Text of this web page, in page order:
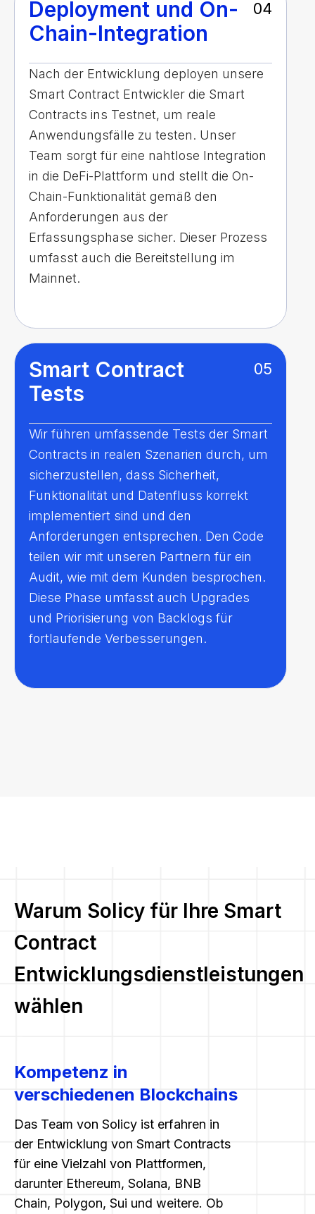
Deployment und On-
Chain-Integration
04
Nach der Entwicklung deployen unsere
Smart Contract Entwickler die Smart
Contracts ins Testnet, um reale
Anwendungsfälle zu testen. Unser
Team sorgt für eine nahtlose Integration
in die DeFi-Plattform und stellt die On-
Chain-Funktionalität gemäß den
Anforderungen aus der
Erfassungsphase sicher. Dieser Prozess
umfasst auch die Bereitstellung im
Mainnet.
Smart Contract
Tests
05
Wir führen umfassende Tests der Smart
Contracts in realen Szenarien durch, um
sicherzustellen, dass Sicherheit,
Funktionalität und Datenfluss korrekt
implementiert sind und den
Anforderungen entsprechen. Den Code
teilen wir mit unseren Partnern für ein
Audit, wie mit dem Kunden besprochen.
Diese Phase umfasst auch Upgrades
und Priorisierung von Backlogs für
fortlaufende Verbesserungen.
Warum Solicy für Ihre Smart
Contract
Entwicklungsdienstleistungen
wählen
Kompetenz in
verschiedenen Blockchains
Das Team von Solicy ist erfahren in
der Entwicklung von Smart Contracts
für eine Vielzahl von Plattformen,
darunter Ethereum, Solana, BNB
Chain, Polygon, Sui und weitere. Ob